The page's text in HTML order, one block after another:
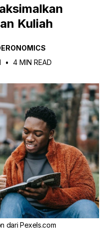
Kuliah
• 4 MIN READ
dari Pexels.com